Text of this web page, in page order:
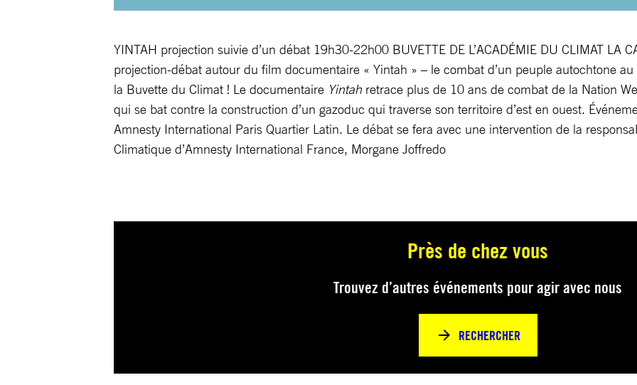
YINTAH projection suivie d’un débat 19h30-22h00 BUVETTE DE L’ACADÉMIE DU CLIMAT LA
projection-débat autour du film documentaire « Yintah » – le combat d’un peuple autochtone
la Buvette du Climat ! Le documentaire Yintah retrace plus de 10 ans de combat de la Nation
qui se bat contre la construction d’un gazoduc qui traverse son territoire d’est en ouest.
Amnesty International Paris Quartier Latin. Le débat se fera avec une intervention de la
Climatique d’Amnesty International France, Morgane Joffredo
Près de chez vous
Trouvez d’autres événements pour agir avec nous
RECHERCHER